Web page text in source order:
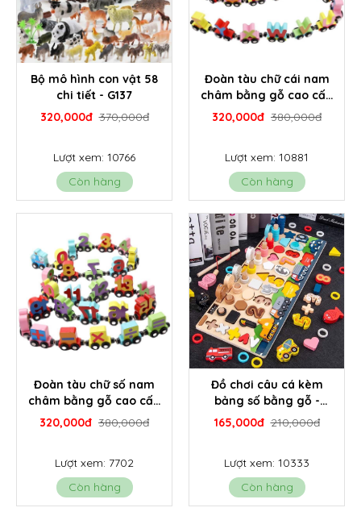
Bộ mô hình con vật 58
chi tiết - G137
320,000đ 370,000đ
Lượt xem: 10766
Còn hàng
Đoàn tàu chữ cái nam
châm bằng gỗ cao cấp
- G135A
320,000đ 380,000đ
Lượt xem: 10881
Còn hàng
Đoàn tàu chữ số nam
châm bằng gỗ cao cấp
- G135
320,000đ 380,000đ
Lượt xem: 7702
Còn hàng
Đồ chơi câu cá kèm
bảng số bằng gỗ -
G008A
165,000đ 210,000đ
Lượt xem: 10333
Còn hàng